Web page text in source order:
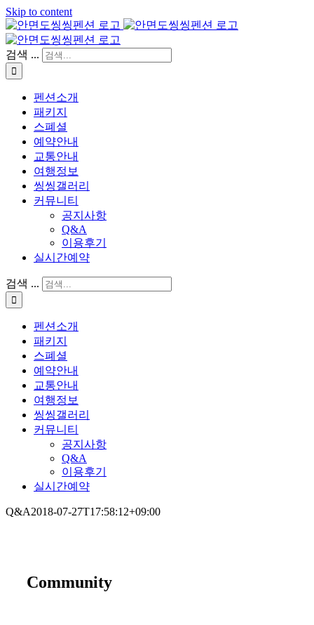
Skip to content
검색 ...
펜션소개
패키지
스폐셜
예약안내
교통안내
여행정보
씽씽갤러리
커뮤니티
공지사항
Q&A
이용후기
실시간예약
검색 ...
펜션소개
패키지
스폐셜
예약안내
교통안내
여행정보
씽씽갤러리
커뮤니티
공지사항
Q&A
이용후기
실시간예약
Q&A2018-07-27T17:58:12+09:00
Community